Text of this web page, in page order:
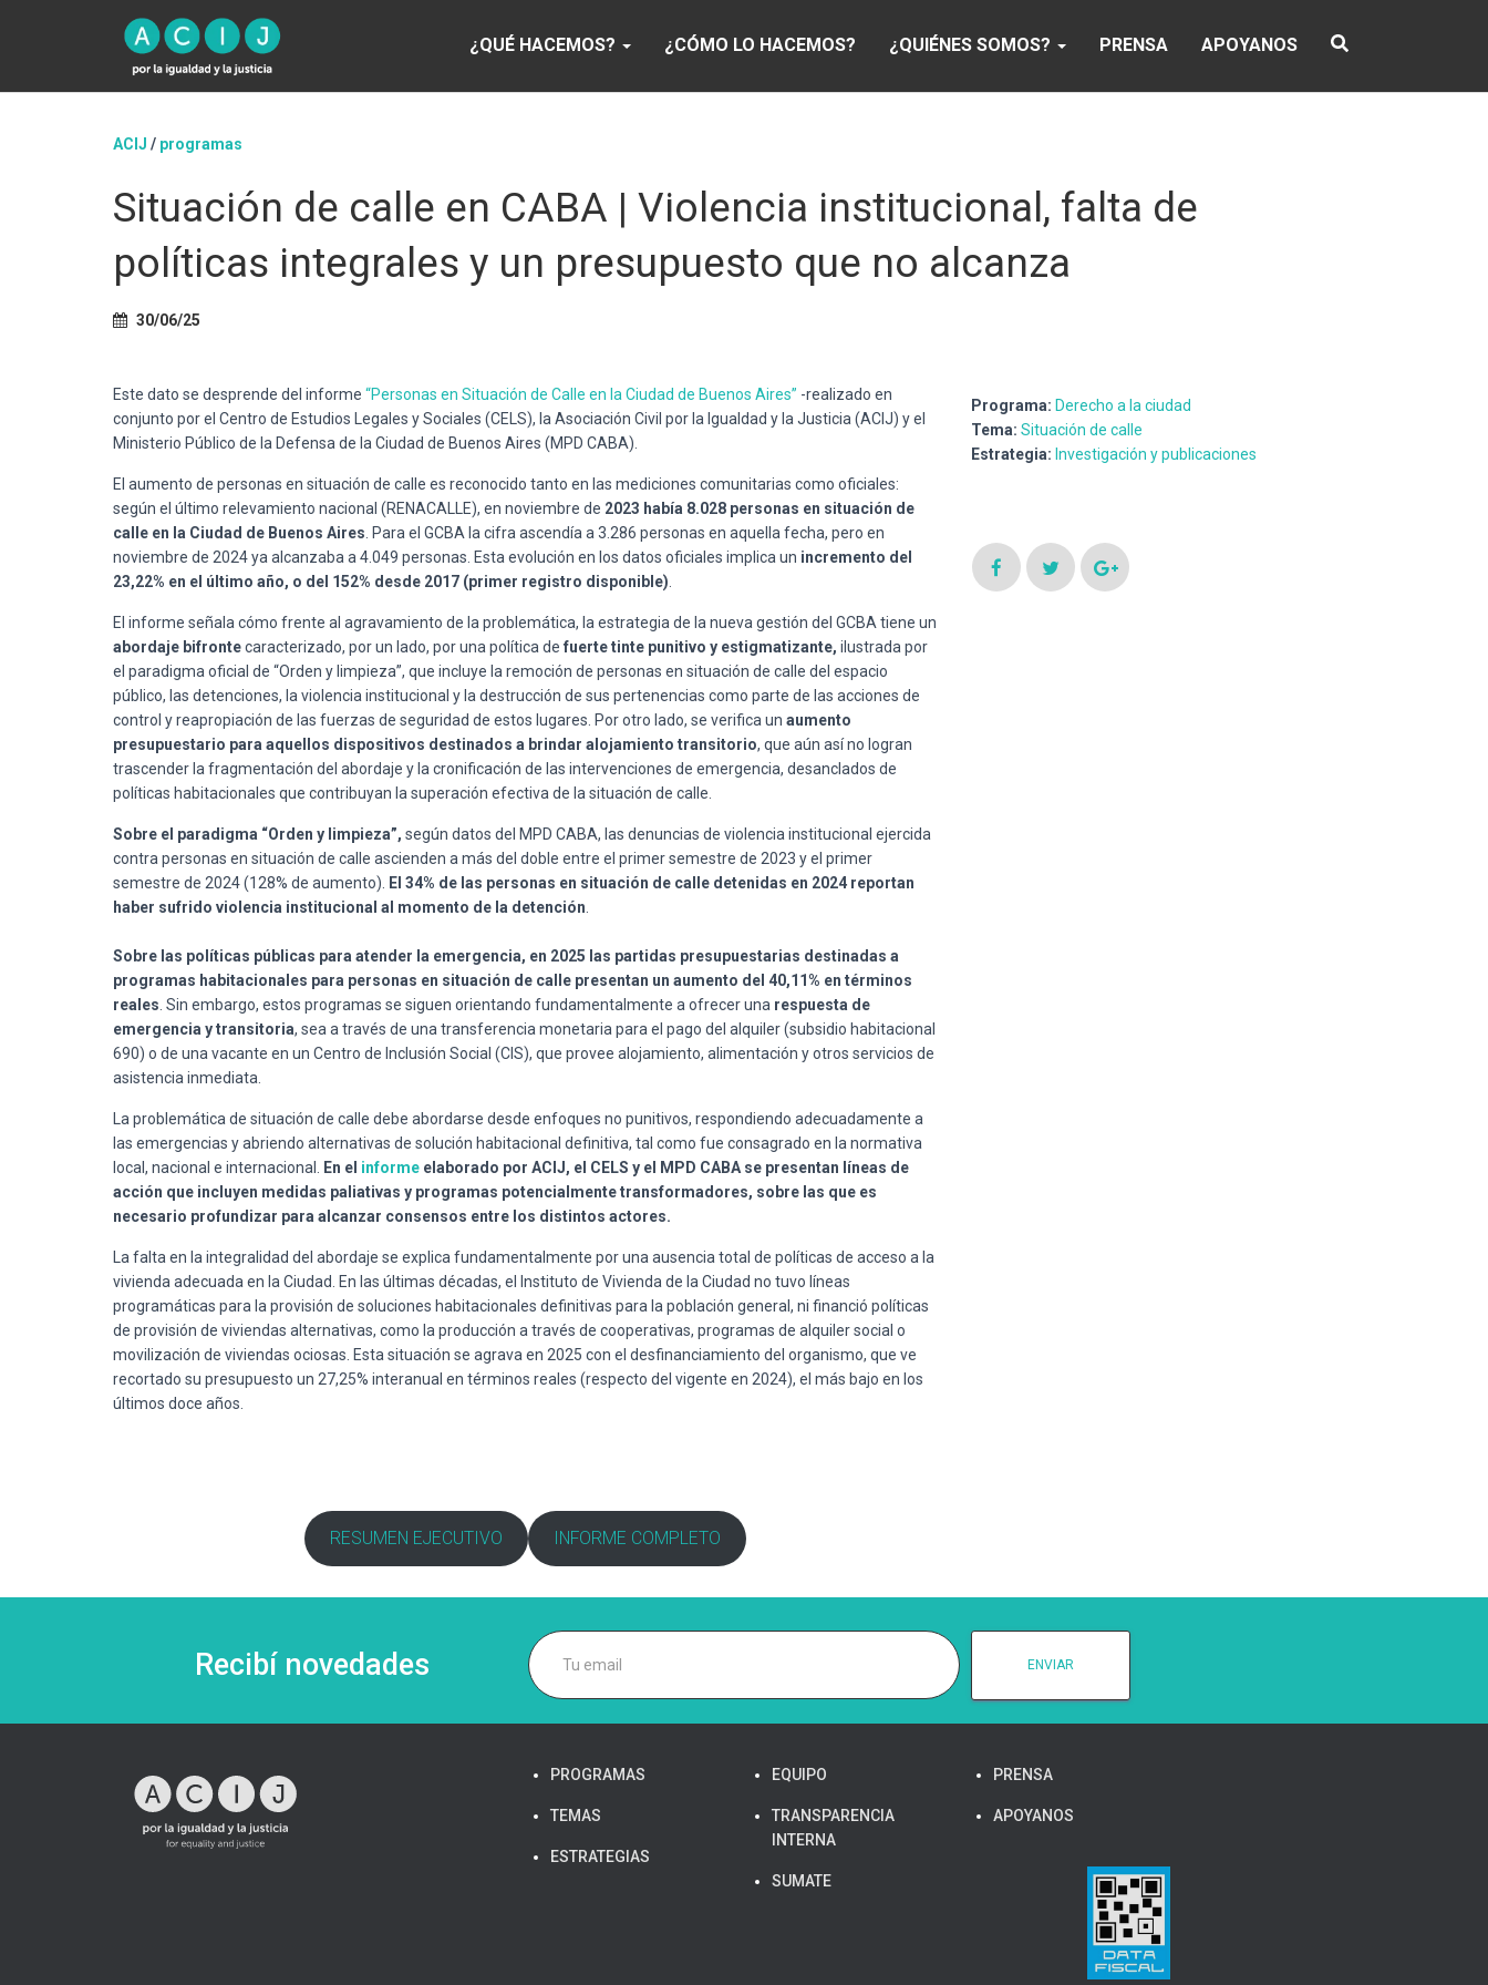
¿QUÉ HACEMOS? ¿CÓMO LO HACEMOS? ¿QUIÉNES SOMOS? PRENSA APOYANOS
ACIJ / programas
Situación de calle en CABA | Violencia institucional, falta de
políticas integrales y un presupuesto que no alcanza
30/06/25
Este dato se desprende del informe “Personas en Situación de Calle en la Ciudad de Buenos Aires” -realizado en
conjunto por el Centro de Estudios Legales y Sociales (CELS), la Asociación Civil por la Igualdad y la Justicia (ACIJ) y el
Ministerio Público de la Defensa de la Ciudad de Buenos Aires (MPD CABA).
El aumento de personas en situación de calle es reconocido tanto en las mediciones comunitarias como oficiales:
según el último relevamiento nacional (RENACALLE), en noviembre de 2023 había 8.028 personas en situación de
calle en la Ciudad de Buenos Aires . Para el GCBA la cifra ascendía a 3.286 personas en aquella fecha, pero en
noviembre de 2024 ya alcanzaba a 4.049 personas. Esta evolución en los datos oficiales implica un incremento del
23,22% en el último año, o del 152% desde 2017 (primer registro disponible)
El informe señala cómo frente al agravamiento de la problemática, la estrategia de la nueva gestión del GCBA tiene un
abordaje bifrontecaracterizado, por un lado, por una política de fuerte tinte punitivo y estigmatizante, ilustrada por
el paradigma oficial de “Orden y limpieza”, que incluye la remoción de personas en situación de calle del espacio
público, las detenciones, la violencia institucional y la destrucción de sus pertenencias como parte de las acciones de
control y reapropiación de las fuerzas de seguridad de estos lugares. Por otro lado, se verifica un aumento
presupuestario para aquellos dispositivos destinados a brindar alojamiento transitorio, que aún así no logran
trascender la fragmentación del abordaje y la cronificación de las intervenciones de emergencia, desanclados de
políticas habitacionales que contribuyan la superación efectiva de la situación de calle.
Sobre el paradigma “Orden y limpieza”, según datos del MPD CABA, las denuncias de violencia institucional ejercida
contra personas en situación de calle ascienden a más del doble entre el primer semestre de 2023 y el primer
semestre de 2024 (128% de aumento).
El 34% de las personas en situación de calle detenidas en 2024 reportan
haber sufrido violencia institucional al momento de la detención
Sobre las políticas públicas para atender la emergencia, en 2025 las partidas presupuestarias destinadas a
programas habitacionales para personas en situación de calle presentan un aumento del 40,11% en términos
reales . Sin embargo, estos programas se siguen orientando fundamentalmente a ofrecer una respuesta de
emergencia y transitoria, sea a través de una transferencia monetaria para el pago del alquiler (subsidio habitacional
690) o de una vacante en un Centro de Inclusión Social (CIS), que provee alojamiento, alimentación y otros servicios de
asistencia inmediata.
La problemática de situación de calle debe abordarse desde enfoques no punitivos, respondiendo adecuadamente a
las emergencias y abriendo alternativas de solución habitacional definitiva, tal como fue consagrado en la normativa
local, nacional e internacional.
En el informe elaborado por ACIJ, el CELS y el MPD CABA se presentan líneas de
acción que incluyen medidas paliativas y programas potencialmente transformadores, sobre las que es
necesario profundizar para alcanzar consensos entre los distintos actores.
La falta en la integralidad del abordaje se explica fundamentalmente por una ausencia total de políticas de acceso a la
vivienda adecuada en la Ciudad. En las últimas décadas, el Instituto de Vivienda de la Ciudad no tuvo líneas
programáticas para la provisión de soluciones habitacionales definitivas para la población general, ni financió políticas
de provisión de viviendas alternativas, como la producción a través de cooperativas, programas de alquiler social o
movilización de viviendas ociosas. Esta situación se agrava en 2025 con el desfinanciamiento del organismo, que ve
recortado su presupuesto un 27,25% interanual en términos reales (respecto del vigente en 2024), el más bajo en los
últimos doce años.
RESUMEN EJECUTIVO INFORME COMPLETO
Programa: Derecho a la ciudad
Tema: Situación de calle
Estrategia: Investigación y publicaciones
Recibí novedades
PROGRAMAS
TEMAS
ESTRATEGIAS
EQUIPO
TRANSPARENCIA
INTERNA
SUMATE
PRENSA
APOYANOS